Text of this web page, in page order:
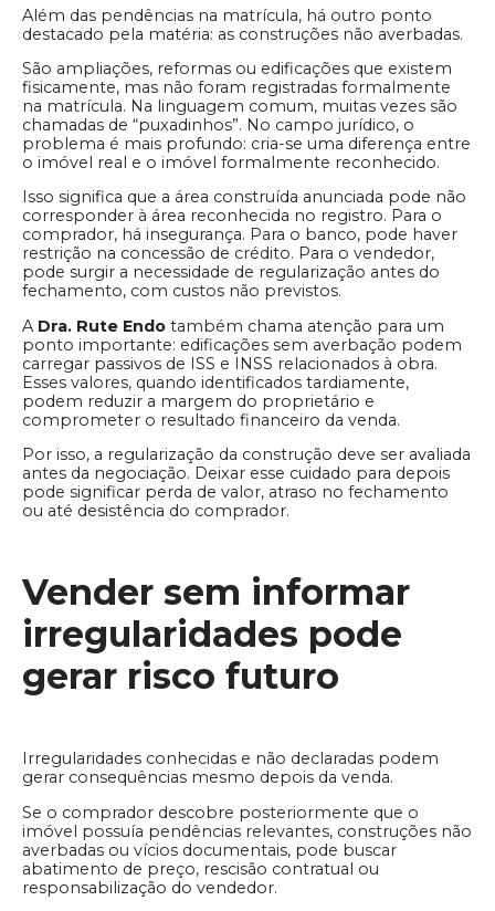
Além das pendências na matrícula, há outro ponto
destacado pela matéria: as construções não averbadas.
São ampliações, reformas ou edificações que existem
fisicamente, mas não foram registradas formalmente
na matrícula. Na linguagem comum, muitas vezes são
chamadas de “puxadinhos”. No campo jurídico, o
problema é mais profundo: cria-se uma diferença entre
o imóvel real e o imóvel formalmente reconhecido.
Isso significa que a área construída anunciada pode não
corresponder à área reconhecida no registro. Para o
comprador, há insegurança. Para o banco, pode haver
restrição na concessão de crédito. Para o vendedor,
pode surgir a necessidade de regularização antes do
fechamento, com custos não previstos.
A Dra. Rute Endo também chama atenção para um
ponto importante: edificações sem averbação podem
carregar passivos de ISS e INSS relacionados à obra.
Esses valores, quando identificados tardiamente,
podem reduzir a margem do proprietário e
comprometer o resultado financeiro da venda.
Por isso, a regularização da construção deve ser avaliada
antes da negociação. Deixar esse cuidado para depois
pode significar perda de valor, atraso no fechamento
ou até desistência do comprador.
Vender sem informar
irregularidades pode
gerar risco futuro
Irregularidades conhecidas e não declaradas podem
gerar consequências mesmo depois da venda.
Se o comprador descobre posteriormente que o
imóvel possuía pendências relevantes, construções não
averbadas ou vícios documentais, pode buscar
abatimento de preço, rescisão contratual ou
responsabilização do vendedor.